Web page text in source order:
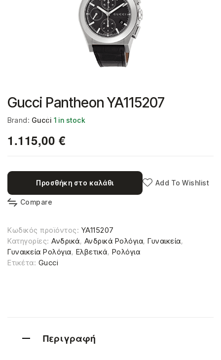
Gucci Pantheon YA115207
Brand: Gucci 1 in stock
1.115,00 €
Προσθήκη στο καλάθι Add To Wishlist
Compare
Κωδικός προϊόντος: YA115207
Κατηγορίες: Ανδρικά, Ανδρικά Ρολόγια, Γυναικεία,
Γυναικεία Ρολόγια, Ελβετικά, Ρολόγια
Ετικέτα: Gucci
Περιγραφή